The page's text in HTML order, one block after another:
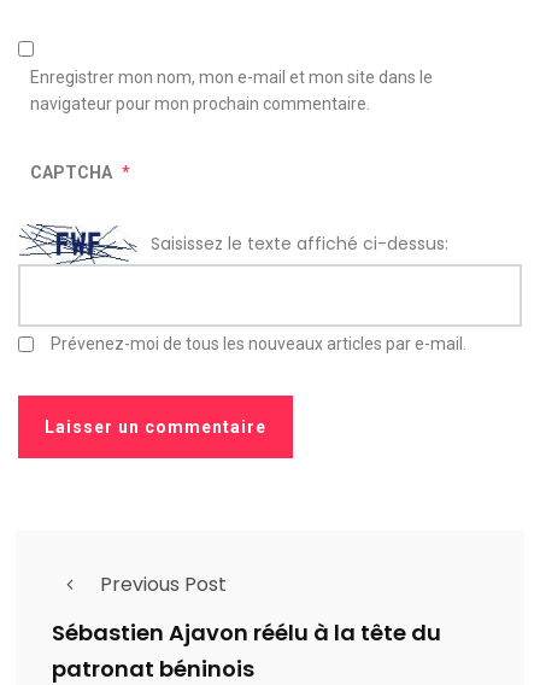
Enregistrer mon nom, mon e-mail et mon site dans le
navigateur pour mon prochain commentaire.
CAPTCHA *
Saisissez le texte affiché ci-dessus:
Prévenez-moi de tous les nouveaux articles par e-mail.
Previous Post
Sébastien Ajavon réélu à la tête du
patronat béninois